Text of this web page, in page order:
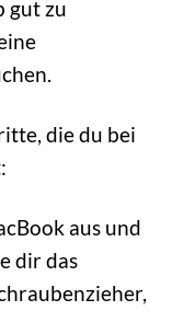
gut zu
die du bei
aus und
dir das